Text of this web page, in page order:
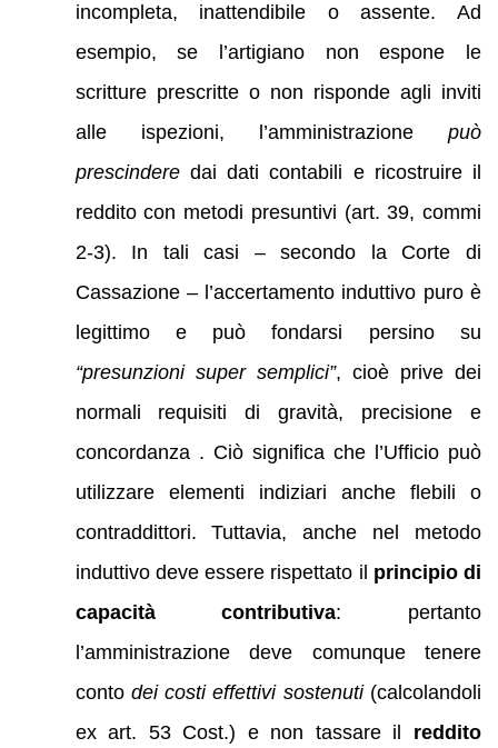
incompleta, inattendibile o assente. Ad
esempio, se l’artigiano non espone le
scritture prescritte o non risponde agli inviti
alle ispezioni, l’amministrazione può
prescinderedai dati contabili e ricostruire il
reddito con metodi presuntivi (art. 39, commi
2-3). In tali casi – secondo la Corte di
Cassazione – l’accertamento induttivo puro è
legittimo e può fondarsi persino su
“presunzioni super semplici”, cioè prive dei
normali requisiti di gravità, precisione e
concordanza . Ciò significa che l’Ufficio può
utilizzare elementi indiziari anche flebili o
contraddittori. Tuttavia, anche nel metodo
induttivo deve essere rispettato il principio di
capacità contributiva: pertanto
l’amministrazione deve comunque tenere
conto dei costi effettivi sostenuti(calcolandoli
ex art. 53 Cost.) e non tassare il reddito